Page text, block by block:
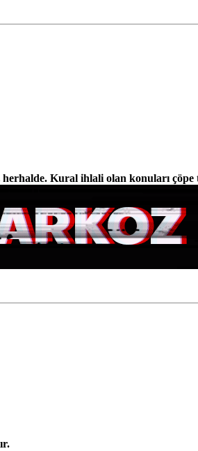
herhalde. Kural ihlali olan konuları çöpe